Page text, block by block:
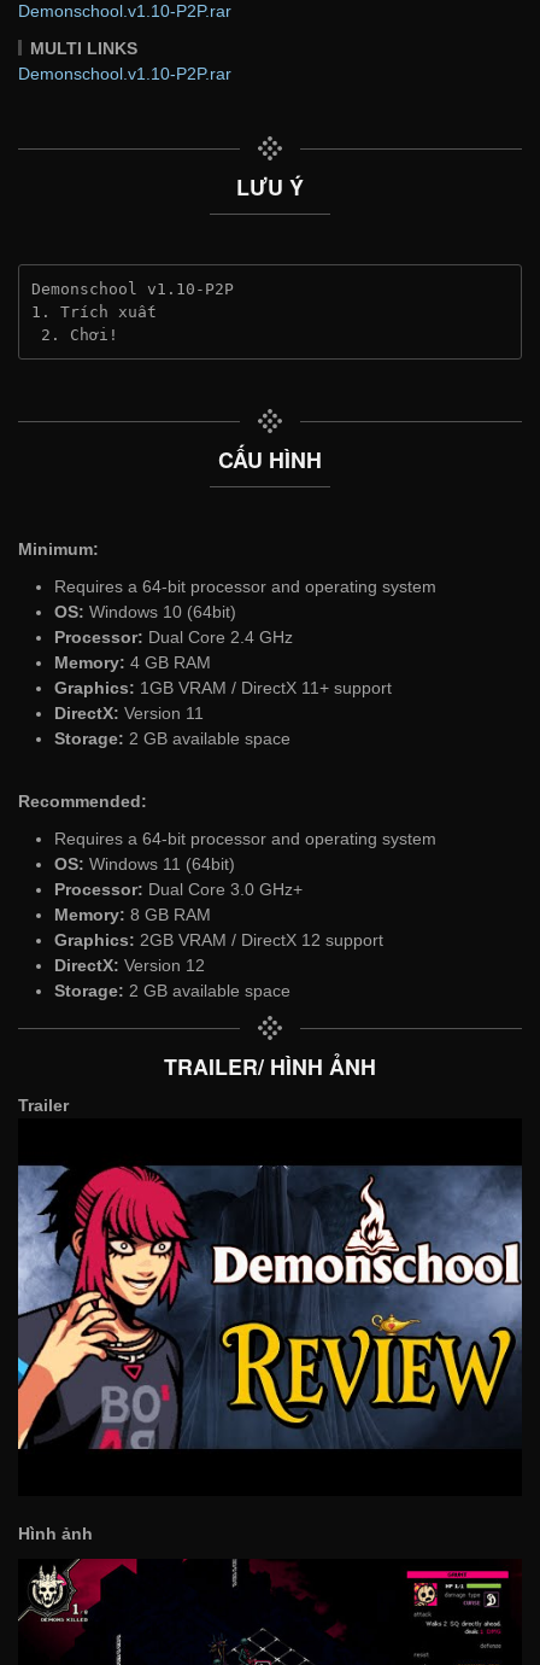
Demonschool.v1.10-P2P.rar
MULTI LINKS
Demonschool.v1.10-P2P.rar
LƯU Ý
Demonschool v1.10-P2P
1. Trích xuất
2. Chơi!
CẤU HÌNH
Minimum:
Requires a 64-bit processor and operating system
OS: Windows 10 (64bit)
Processor: Dual Core 2.4 GHz
Memory: 4 GB RAM
Graphics: 1GB VRAM / DirectX 11+ support
DirectX: Version 11
Storage: 2 GB available space
Recommended:
Requires a 64-bit processor and operating system
OS: Windows 11 (64bit)
Processor: Dual Core 3.0 GHz+
Memory: 8 GB RAM
Graphics: 2GB VRAM / DirectX 12 support
DirectX: Version 12
Storage: 2 GB available space
TRAILER/ HÌNH ẢNH
Trailer
Hình ảnh